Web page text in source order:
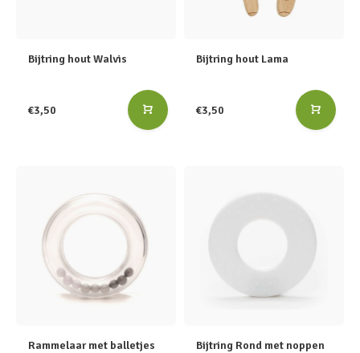
Bijtring hout Walvis
€3,50
Bijtring hout Lama
€3,50
Rammelaar met balletjes
Bijtring Rond met noppen